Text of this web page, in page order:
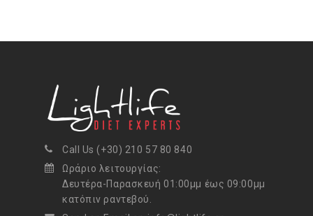
Call Us (+30) 210 57 80 840
Ωράριο λειτουργίας:
Δευτέρα-Παρασκευή 01:00μμ έως 09:00μμ
κατόπιν ραντεβού.